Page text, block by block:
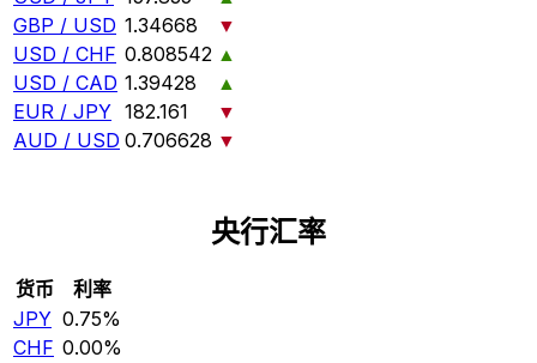
GBP / USD 1.34668
▼
USD / CHF 0.808542 ▲
USD / CAD 1.39428
▲
EUR / JPY 182.161
▼
AUD / USD 0.706628 ▼
央行汇率
货币
利率
JPY 0.75%
CHF 0.00%